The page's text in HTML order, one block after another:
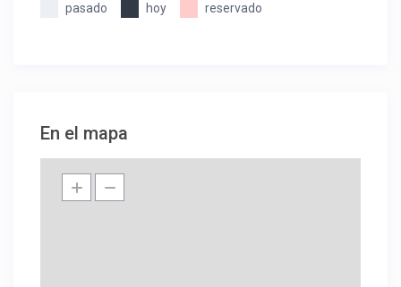
pasado hoy reservado
En el mapa